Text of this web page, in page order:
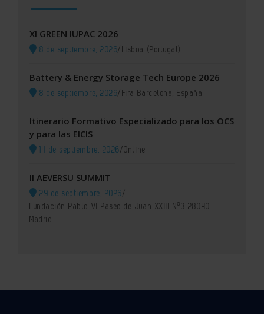
XI GREEN IUPAC 2026
8 de septiembre, 2026/Lisboa (Portugal)
Battery & Energy Storage Tech Europe 2026
8 de septiembre, 2026/Fira Barcelona, España
Itinerario Formativo Especializado para los OCS
y para las EICIS
14 de septiembre, 2026/Online
II AEVERSU SUMMIT
29 de septiembre, 2026/
Fundación Pablo VI Paseo de Juan XXIII Nº3 28040
Madrid